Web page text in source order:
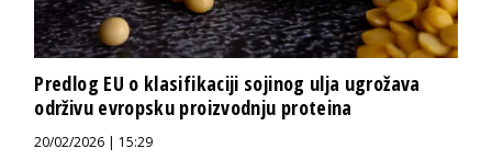
Predlog EU o klasifikaciji sojinog ulja ugrožava
održivu evropsku proizvodnju proteina
20/02/2026 | 15:29